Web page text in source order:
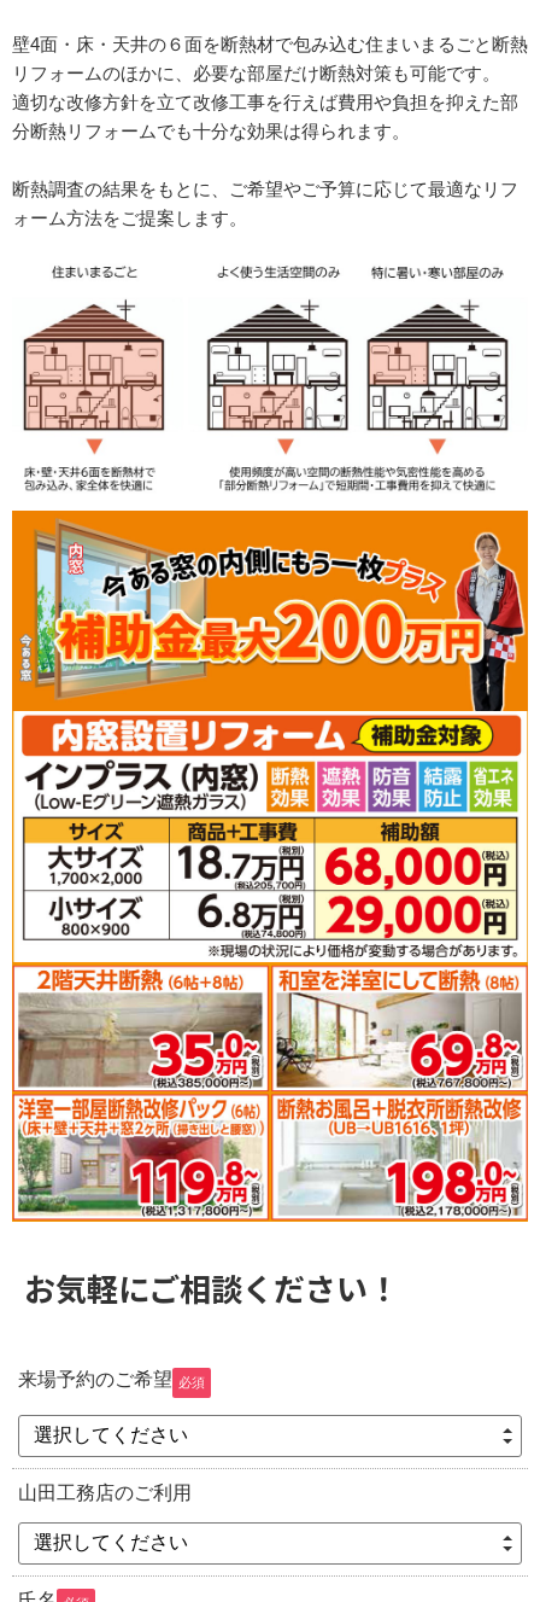
壁4面・床・天井の６面を断熱材で包み込む住まいまるごと断熱
リフォームのほかに、必要な部屋だけ断熱対策も可能です。
適切な改修方針を立て改修工事を行えば費用や負担を抑えた部
分断熱リフォームでも十分な効果は得られます。
断熱調査の結果をもとに、ご希望やご予算に応じて最適なリフ
ォーム方法をご提案します。
お気軽にご相談ください！
来場予約のご希望 必須
選択してください
山田工務店のご利用
選択してください